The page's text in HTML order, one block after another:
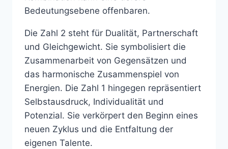
Bedeutungsebene offenbaren.
Die Zahl 2 steht für Dualität, Partnerschaft
und Gleichgewicht. Sie symbolisiert die
Zusammenarbeit von Gegensätzen und
das harmonische Zusammenspiel von
Energien. Die Zahl 1 hingegen repräsentiert
Selbstausdruck, Individualität und
Potenzial. Sie verkörpert den Beginn eines
neuen Zyklus und die Entfaltung der
eigenen Talente.